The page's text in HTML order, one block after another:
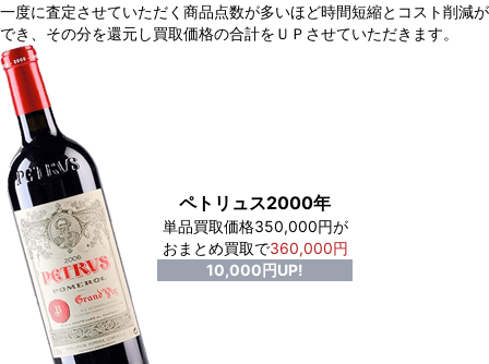
一度に査定させていただく商品点数が多いほど時間短縮とコスト削減が
でき、 その分を還元し買取価格の合計をＵＰさせていただきます。
ペトリュス2000年
単品買取価格350,000円が
おまとめ買取で360,000円
10,000円UP!